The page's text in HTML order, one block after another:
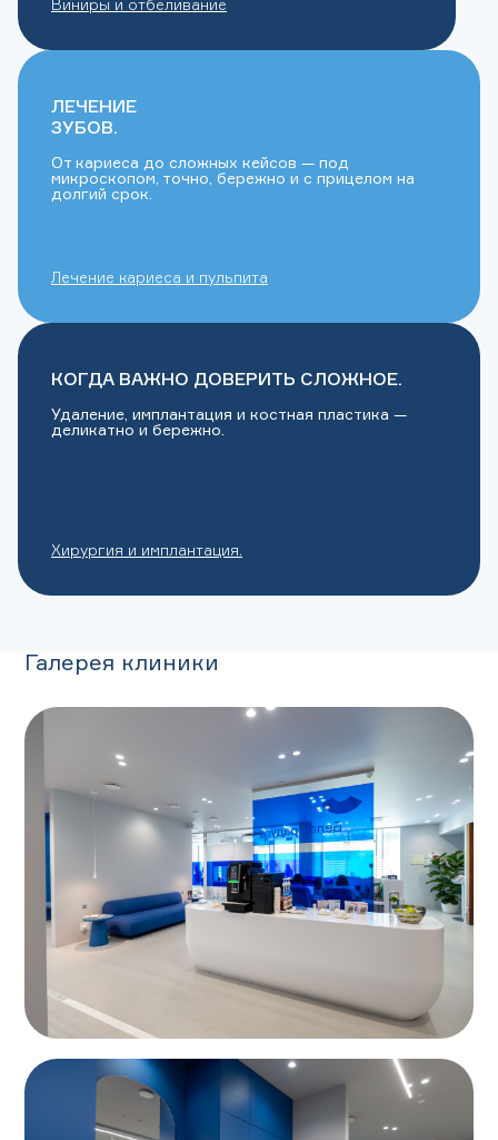
Виниры и отбеливание
ЛЕЧЕНИЕ
ЗУБОВ.
От кариеса до сложных кейсов — под
микроскопом, точно, бережно и с прицелом на
долгий срок.
Лечение кариеса и пульпита
КОГДА ВАЖНО ДОВЕРИТЬ СЛОЖНОЕ.
Удаление, имплантация и костная пластика —
деликатно и бережно.
Хирургия и имплантация.
Галерея клиники